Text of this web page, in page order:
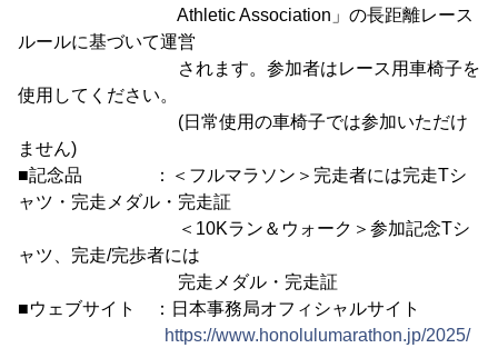
Athletic Association」の長距離レース
ルールに基づいて運営
されます。参加者はレース用車椅子を
使用してください。
(日常使用の車椅子では参加いただけ
ません)
■記念品 ：＜フルマラソン＞完走者には完走Tシ
ャツ・完走メダル・完走証
＜10Kラン＆ウォーク＞参加記念Tシ
ャツ、完走/完歩者には
完走メダル・完走証
■ウェブサイト ：日本事務局オフィシャルサイト
https://www.honolulumarathon.jp/2025/